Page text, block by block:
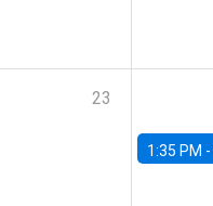
23
1:35 PM -